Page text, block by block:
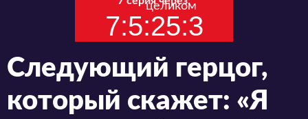
целиком
7:5:25:2
Следующий герцог,
который скажет: «Я